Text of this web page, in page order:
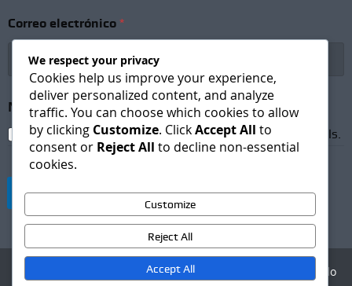
p
t
N
w
e
t
Correo electrónico *
Newsletter Subscription*
I agree to receive newsletters and promotional emails.
Suscribirse
Agencia Digital - Desarrollo
We respect your privacy
Cookies help us improve your experience,
deliver personalized content, and analyze
traffic. You can choose which cookies to allow
by clicking Customize. ClickAccept All to
consent or Reject All to decline non-essential
cookies.
Customize
Reject All
Accept All